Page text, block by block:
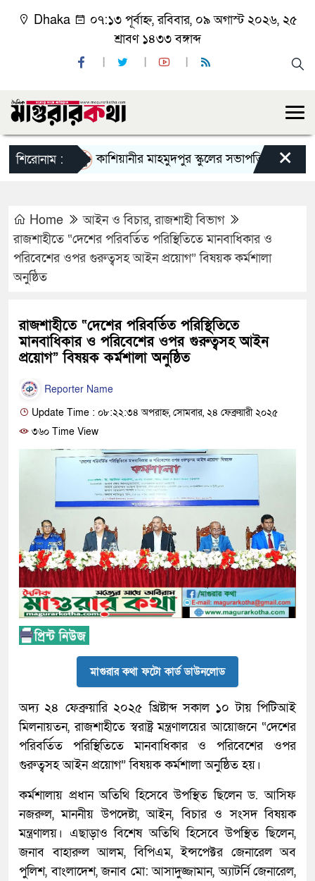
Dhaka
০৭:১৩ পূর্বাহ্ন, রবিবার, ০৯ অগাস্ট ২০২৬, ২৫
শ্রাবণ ১৪৩৩ বঙ্গাব্দ
শিরোনাম : কাশিয়ানীর মাহমুদপুর স্কুলের সভাপতি হলেন গোবিন্দ
×
Home আইন ও বিচার,রাজশাহী বিভাগ
রাজশাহীতে “দেশের পরিবর্তিত পরিস্থিতিতে মানবাধিকার ও
পরিবেশের ওপর গুরুত্বসহ আইন প্রয়োগ” বিষয়ক কর্মশালা
অনুষ্ঠিত
রাজশাহীতে “দেশের পরিবর্তিত পরিস্থিতিতে
মানবাধিকার ও পরিবেশের ওপর গুরুত্বসহ আইন
প্রয়োগ” বিষয়ক কর্মশালা অনুষ্ঠিত
Reporter Name
Update Time : ০৮:২২:৩৪ অপরাহ্ন, সোমবার, ২৪ ফেব্রুয়ারী ২০২৫
৩৬০ Time View
মাগুরার কথা ফটো কার্ড ডাউনলোড
অদ্য ২৪ ফেব্রুয়ারি ২০২৫ খ্রিষ্টাব্দ সকাল ১০ টায় পিটিআই
মিলনায়তন, রাজশাহীতে স্বরাষ্ট্র মন্ত্রণালয়ের আয়োজনে “দেশের
পরিবর্তিত পরিস্থিতিতে মানবাধিকার ও পরিবেশের ওপর
গুরুত্বসহ আইন প্রয়োগ” বিষয়ক কর্মশালা অনুষ্ঠিত হয়।
কর্মশালায় প্রধান অতিথি হিসেবে উপস্থিত ছিলেন ড. আসিফ
নজরুল, মাননীয় উপদেষ্টা, আইন, বিচার ও সংসদ বিষয়ক
মন্ত্রণালয়। এছাড়াও বিশেষ অতিথি হিসেবে উপস্থিত ছিলেন,
জনাব বাহারুল আলম, বিপিএম, ইন্সপেক্টর জেনারেল অব
পুলিশ, বাংলাদেশ, জনাব মো: আসাদুজ্জামান, অ্যাটর্নি জেনারেল,